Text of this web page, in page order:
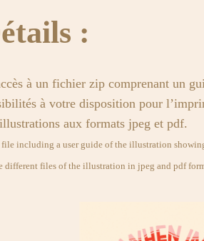
:
à un fichier zip comprenant un
à votre disposition pour
aux formats jpeg et pdf.
including a user guide of the illustration
different files of the illustration in jpeg and pdf